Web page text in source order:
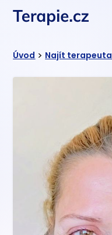
Úvod > Najít terapeuta